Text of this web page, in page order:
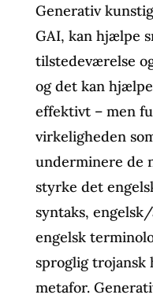
Generativ
GAI, kan hjælpe
tilstedeværelse
og det kan
effektivt – men
virkeligheden
underminere de
styrke det
syntaks,
engelsk
sproglig trojansk
metafor.